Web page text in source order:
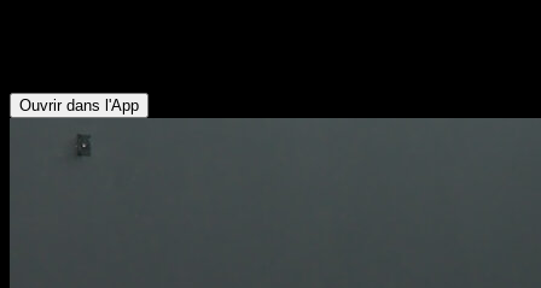
Ouvrir dans l'App